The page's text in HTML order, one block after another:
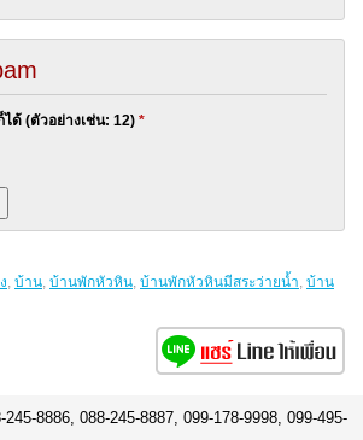
ด้ (ตัวอย่างเช่น: 12) *
, บ้าน, บ้านพักหัวหิน, บ้านพักหัวหินมีสระว่ายน้ำ, บ้าน
245-8886, 088-245-8887, 099-178-9998, 099-495-